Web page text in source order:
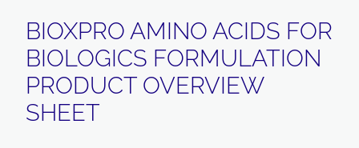
BIOXPRO AMINO ACIDS FOR
BIOLOGICS FORMULATION
PRODUCT OVERVIEW
SHEET